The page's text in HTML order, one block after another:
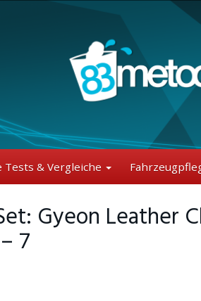
Tests & Vergleiche
Gyeon Leather
7